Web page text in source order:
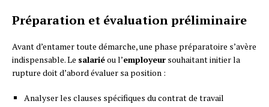
Préparation et évaluation préliminaire
Avant d’entamer toute démarche, une phase préparatoire s’avère
indispensable. Le salariéou l’employeur souhaitant initier la
rupture doit d’abord évaluer sa position :
Analyser les clauses spécifiques du contrat de travail